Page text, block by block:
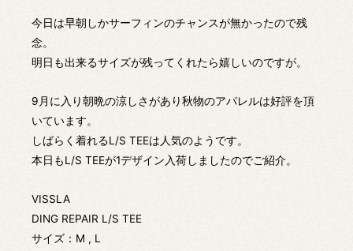
今日は早朝しかサーフィンのチャンスが無かったので残
念。
明日も出来るサイズが残ってくれたら嬉しいのですが。
9月に入り朝晩の涼しさがあり秋物のアパレルは好評を頂
いています。
しばらく着れるL/S TEEは人気のようです。
本日もL/S TEEが1デザイン入荷しましたのでご紹介。
VISSLA
DING REPAIR L/S TEE
サイズ：M , L